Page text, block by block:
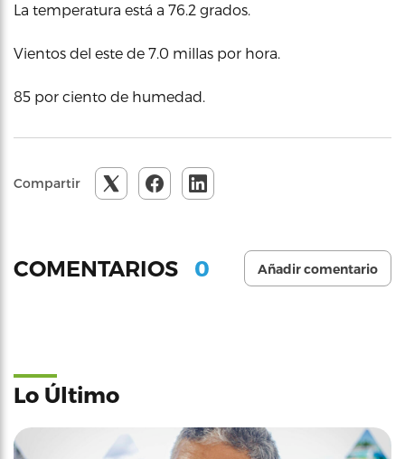
La temperatura está a 76.2 grados.
Vientos del este de 7.0 millas por hora.
85 por ciento de humedad.
Compartir
COMENTARIOS 0 Añadir comentario
Lo Último